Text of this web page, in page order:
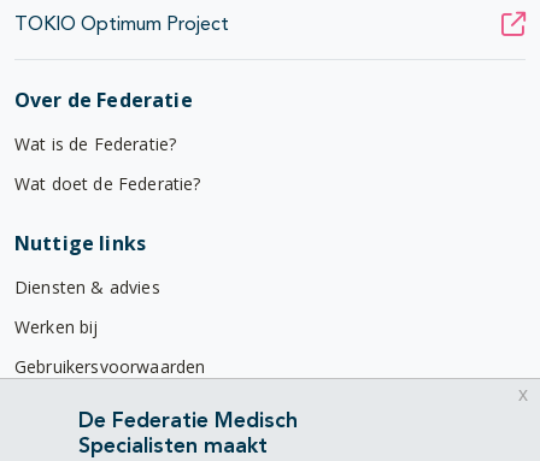
TOKIO Optimum Project
Over de Federatie
Wat is de Federatie?
Wat doet de Federatie?
Nuttige links
Diensten & advies
Werken bij
Gebruikersvoorwaarden
Privacyverklaring
De Federatie Medisch
Specialisten maakt
x